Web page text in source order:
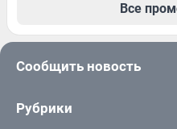
Все
Сообщить новость
Рубрики